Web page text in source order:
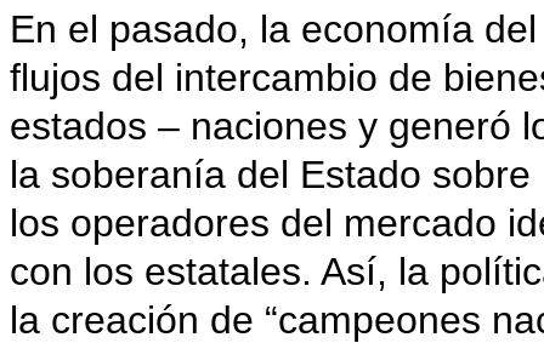
En el pasado, la economía
flujos del intercambio de
estados – naciones y generó
la soberanía del Estado
los operadores del mercado
con los estatales. Así, la
la creación de “campeones